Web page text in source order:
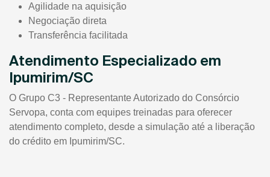
Agilidade na aquisição
Negociação direta
Transferência facilitada
Atendimento Especializado em
Ipumirim/SC
O Grupo C3 - Representante Autorizado do Consórcio
Servopa, conta com equipes treinadas para oferecer
atendimento completo, desde a simulação até a liberação
do crédito em Ipumirim/SC.